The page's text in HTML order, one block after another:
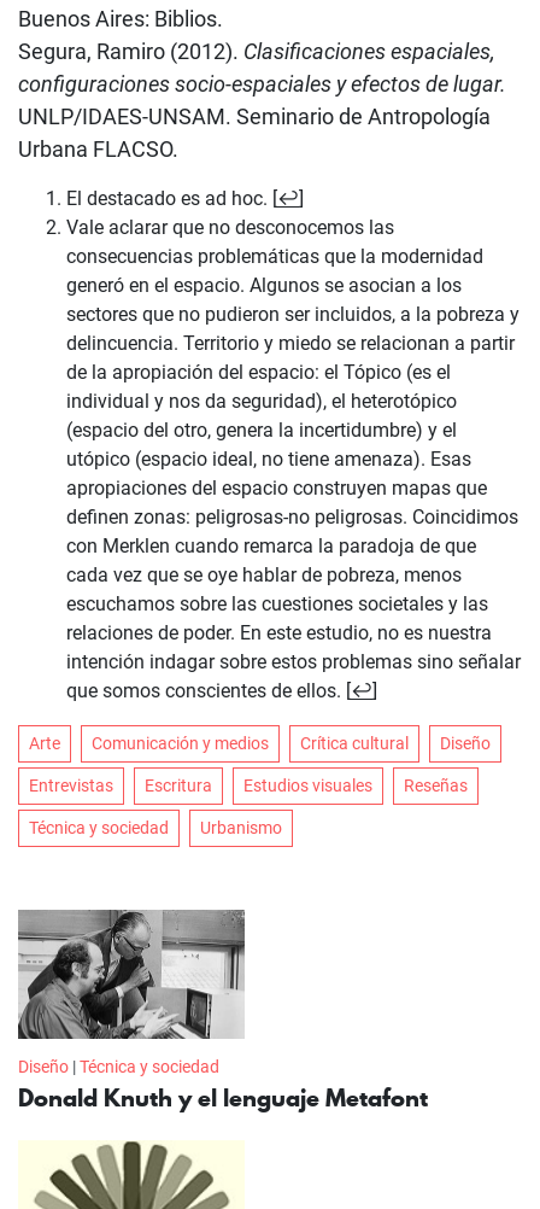
Buenos Aires: Biblios.
Segura, Ramiro (2012). Clasificaciones espaciales,
configuraciones socio-espaciales y efectos de lugar.
UNLP/IDAES-UNSAM. Seminario de Antropología
Urbana FLACSO.
El destacado es ad hoc. [↩]
Vale aclarar que no desconocemos las
consecuencias problemáticas que la modernidad
generó en el espacio. Algunos se asocian a los
sectores que no pudieron ser incluidos, a la pobreza y
delincuencia. Territorio y miedo se relacionan a partir
de la apropiación del espacio: el Tópico (es el
individual y nos da seguridad), el heterotópico
(espacio del otro, genera la incertidumbre) y el
utópico (espacio ideal, no tiene amenaza). Esas
apropiaciones del espacio construyen mapas que
definen zonas: peligrosas-no peligrosas. Coincidimos
con Merklen cuando remarca la paradoja de que
cada vez que se oye hablar de pobreza, menos
escuchamos sobre las cuestiones societales y las
relaciones de poder. En este estudio, no es nuestra
intención indagar sobre estos problemas sino señalar
que somos conscientes de ellos. [↩]
Arte Comunicación y medios Crítica cultural Diseño
Entrevistas Escritura Estudios visuales Reseñas
Técnica y sociedad Urbanismo
Diseño |Técnica y sociedad
Donald Knuth y el lenguaje Metafont